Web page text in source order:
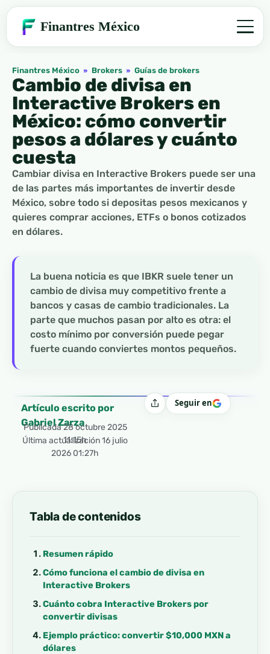
Finantres México
Finantres México » Brokers » Guías de brokers
Cambio de divisa en
Interactive Brokers en
México: cómo convertir
pesos a dólares y cuánto
cuesta
Cambiar divisa en Interactive Brokers puede ser una
de las partes más importantes de invertir desde
México, sobre todo si depositas pesos mexicanos y
quieres comprar acciones, ETFs o bonos cotizados
en dólares.
La buena noticia es que IBKR suele tener un
cambio de divisa muy competitivo frente a
bancos y casas de cambio tradicionales. La
parte que muchos pasan por alto es otra: el
costo mínimo por conversión puede pegar
fuerte cuando conviertes montos pequeños.
Artículo escrito por
Gabriel Zarza
Publicada28 octubre 2025
11:15h
Última actualización 16 julio
2026 01:27h
CompartirSeguir en
Tabla de contenidos
Resumen rápido
Cómo funciona el cambio de divisa en
Interactive Brokers
Cuánto cobra Interactive Brokers por
convertir divisas
Ejemplo práctico: convertir $10,000 MXN a
dólares